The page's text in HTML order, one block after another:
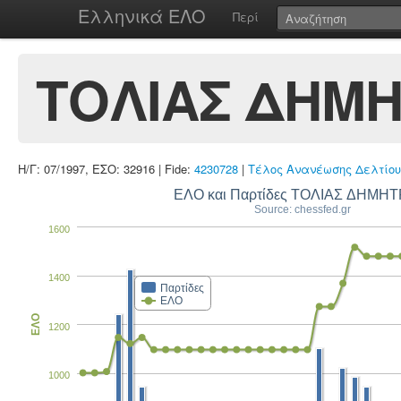
Ελληνικά ΕΛΟ Περί
ΤΟΛΙΑΣ
Η/Γ: 07/1997, ΕΣΟ: 32916 | Fide: 4230728 | Τέλος Ανανέωσης Δελτίου
ΕΛΟ και Παρτίδες ΤΟΛΙΑΣ
Source: chessfed.gr
Παρτίδες
ΕΛΟ
1000
1200
1400
1600
ΕΛΟ